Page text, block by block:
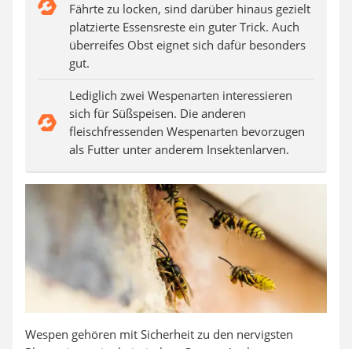
Fährte zu locken, sind darüber hinaus gezielt
platzierte Essensreste ein guter Trick. Auch
überreifes Obst eignet sich dafür besonders
gut.
Lediglich zwei Wespenarten interessieren
sich für Süßspeisen. Die anderen
fleischfressenden Wespenarten bevorzugen
als Futter unter anderem Insektenlarven.
Wespen gehören mit Sicherheit zu den nervigsten